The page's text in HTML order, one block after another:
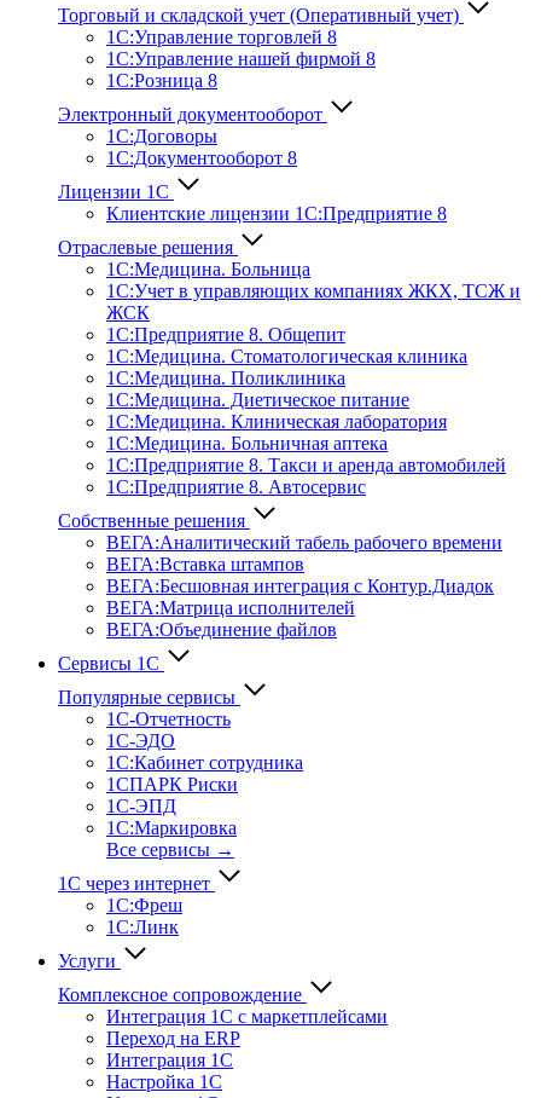
Торговый и складской учет (Оперативный учет)
1С:Управление торговлей 8
1С:Управление нашей фирмой 8
1С:Розница 8
Электронный документооборот
1С:Договоры
1С:Документооборот 8
Лицензии 1С
Клиентские лицензии 1С:Предприятие 8
Отраслевые решения
1С:Медицина. Больница
1C:Учет в управляющих компаниях ЖКХ, ТСЖ и
ЖСК
1С:Предприятие 8. Общепит
1С:Медицина. Стоматологическая клиника
1С:Медицина. Поликлиника
1С:Медицина. Диетическое питание
1С:Медицина. Клиническая лаборатория
1С:Медицина. Больничная аптека
1С:Предприятие 8. Такси и аренда автомобилей
1С:Предприятие 8. Автосервис
Собственные решения
ВЕГА:Аналитичес­кий табель рабочего времени
ВЕГА:Вставка штампов
ВЕГА:Бесшовная интеграция с Контур.Диадок
ВЕГА:Матрица исполнителей
ВЕГА:Объединение файлов
Сервисы 1С
Популярные сервисы
1С-Отчет­ность
1С-ЭДО
1С:Кабинет сотрудника
1СПАРК Риски
1С-ЭПД
1С:Маркировка
Все сервисы →
1С через интернет
1С:Фреш
1С:Линк
Услуги
Комплексное сопровождение
Интеграция 1С с маркетплейсами
Переход на ERP
Интеграция 1С
Настройка 1С